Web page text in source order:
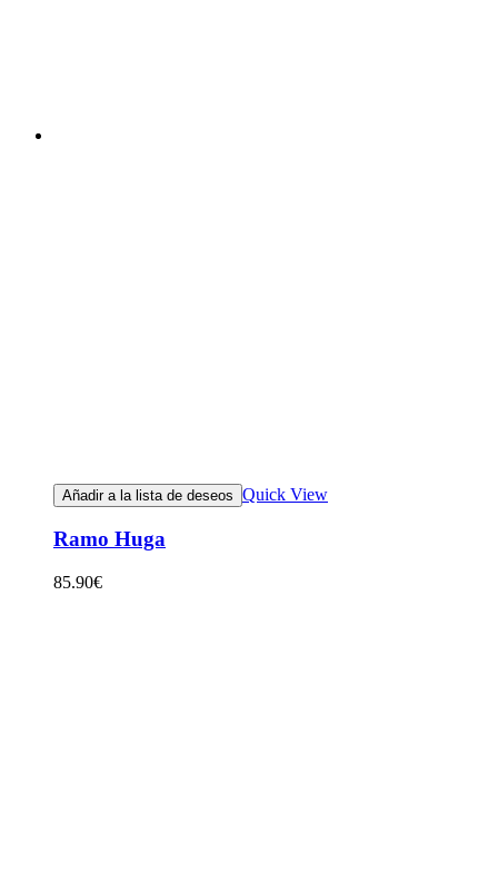
Añadir a la lista de deseos Quick View
Ramo Huga
85.90€